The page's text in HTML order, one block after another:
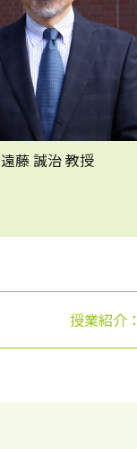
遠藤 誠治 教授
授業紹介